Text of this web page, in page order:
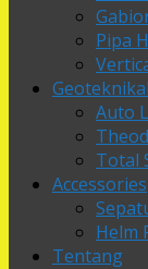
Pipa
Auto
Total
Accessories
Helm
Tentang